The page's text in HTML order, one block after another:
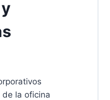
la oficina